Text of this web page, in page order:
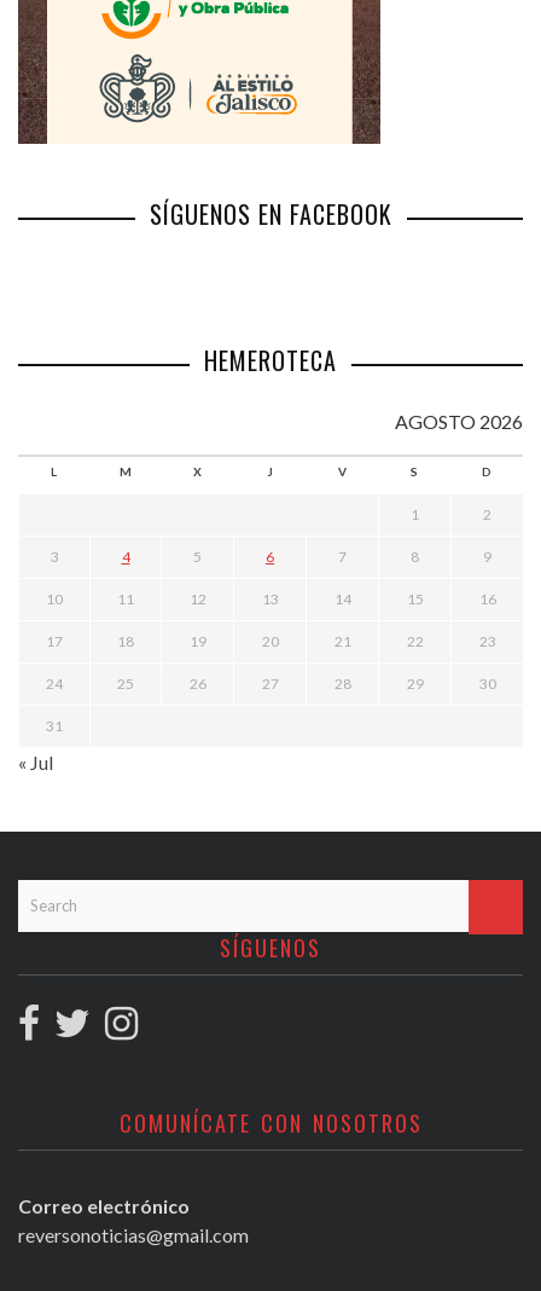
SÍGUENOS EN FACEBOOK
HEMEROTECA
AGOSTO 2026
L M X J V S D
1 2
3 4 5 6 7 8 9
10 11 12 13 14 15 16
17 18 19 20 21 22 23
24 25 26 27 28 29 30
31
« Jul
SÍGUENOS
COMUNÍCATE CON NOSOTROS
Correo electrónico
reversonoticias@gmail.com